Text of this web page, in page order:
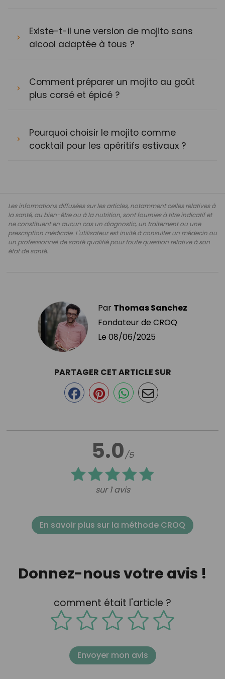
Existe-t-il une version de mojito sans
alcool adaptée à tous ?
Comment préparer un mojito au goût
plus corsé et épicé ?
Pourquoi choisir le mojito comme
cocktail pour les apéritifs estivaux ?
Les informations diffusées sur les articles, notamment celles relatives à
la santé, au bien-être ou à la nutrition, sont fournies à titre indicatif et
ne constituent en aucun cas un diagnostic, un traitement ou une
prescription médicale. L'utilisateur est invité à consulter un médecin ou
un professionnel de santé qualifié pour toute question relative à son
état de santé.
Par Thomas Sanchez
Fondateur de CROQ
Le 08/06/2025
5.0/5
sur 1 avis
PARTAGER CET ARTICLE SUR
En savoir plus sur la méthode CROQ
Donnez-nous votre avis !
comment était l'article ?
Envoyer mon avis